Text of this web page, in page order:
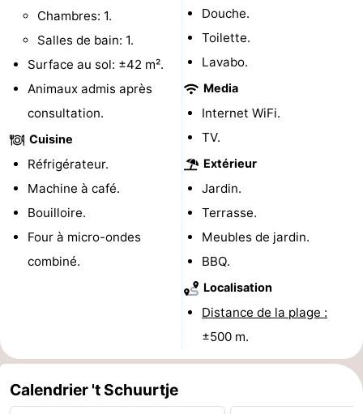
Faire
du
vélo
Randonnée
-
Équitation
-
Terrains
Surfen
Observation
des
Boire
Chambres: 1.
Salles de bain: 1.
Surface au sol: ±42 m².
Animaux admis après
consultation.
Cuisine
Réfrigérateur.
Machine à café.
Bouilloire.
Four à micro-ondes
combiné.
Douche.
Toilette.
Lavabo.
Media
Internet WiFi.
TV.
Extérieur
Jardin.
Terrasse.
Meubles de jardin.
BBQ.
Localisation
Distance de la plage :
±500 m.
Calendrier 't Schuurtje